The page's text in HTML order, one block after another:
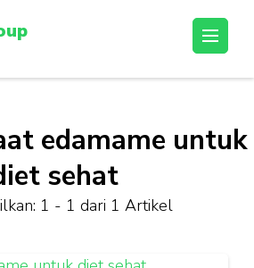
edamame untuk
sehat
1 - 1 dari 1 Artikel